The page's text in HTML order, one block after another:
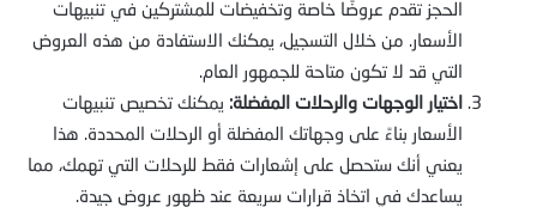
الحجز تقدم عروضًا خاصة وتخفيضات للمشتركين في تنبيهات
الأسعار. من خلال التسجيل، يمكنك الاستفادة من هذه العروض
التي قد لا تكون متاحة للجمهور العام.
اختيار الوجهات والرحلات المفضلة: يمكنك تخصيص تنبيهات
الأسعار بناءً على وجهاتك المفضلة أو الرحلات المحددة. هذا
يعني أنك ستحصل على إشعارات فقط للرحلات التي تهمك، مما
يساعدك في اتخاذ قرارات سريعة عند ظهور عروض جيدة.